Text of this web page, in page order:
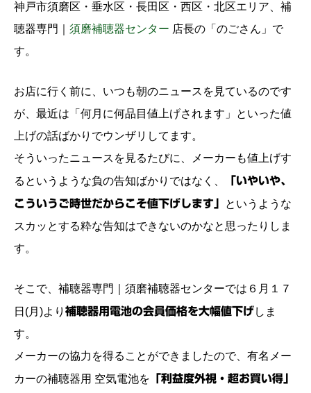
神戸市須磨区・垂水区・長田区・西区・北区エリア、 補
聴器専門｜ 須磨補聴器センター 店長の「のごさん」で
す。
お店に行く前に、いつも朝のニュースを見ているのです
が、最近は「何月に何品目値上げされます」といった値
上げの話ばかりでウンザリしてます。
そういったニュースを見るたびに、メーカーも値上げす
るというような負の告知ばかりではなく、
「いやいや、
こういうご時世だからこそ値下げします」
というような
スカッとする粋な告知はできないのかなと思ったりしま
す。
そこで、補聴器専門｜須磨補聴器センターでは６月１７
日(月)より 補聴器用電池の会員価格を大幅値下げしま
す。
メーカーの協力を得ることができましたので、有名メー
カーの補聴器用 空気電池を 「利益度外視・超お買い得」